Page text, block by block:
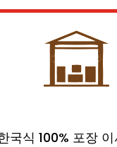
국식 100% 포장